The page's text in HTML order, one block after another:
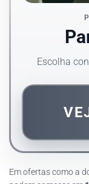
Escolha
Em ofertas como a